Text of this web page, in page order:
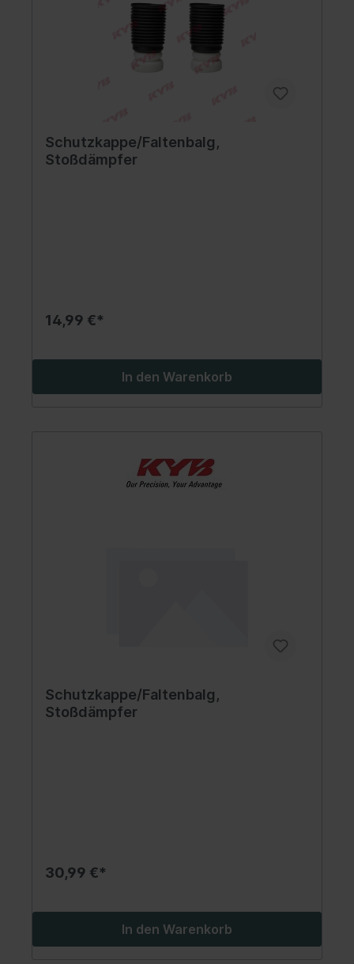
Schutzkappe/Faltenbalg,
Stoßdämpfer
14,99 €*
In den Warenkorb
Schutzkappe/Faltenbalg,
Stoßdämpfer
30,99 €*
In den Warenkorb